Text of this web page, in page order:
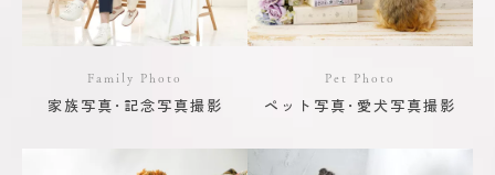
Family Photo
家族写真･記念写真撮影
Pet Photo
ペット写真･愛犬写真撮影